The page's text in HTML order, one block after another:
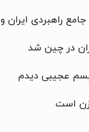
راهبردی
در چین شد
عجیبی دیدم
زن است